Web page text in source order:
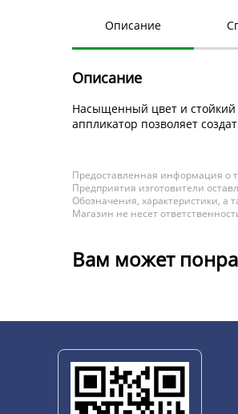
Описание
Описание
Насыщенный цвет и стойкий
аппликатор позволяет
Предоставленная информация о
Предприятия изготовители
Обозначения, характеристики, а
Магазин не несет
Вам может